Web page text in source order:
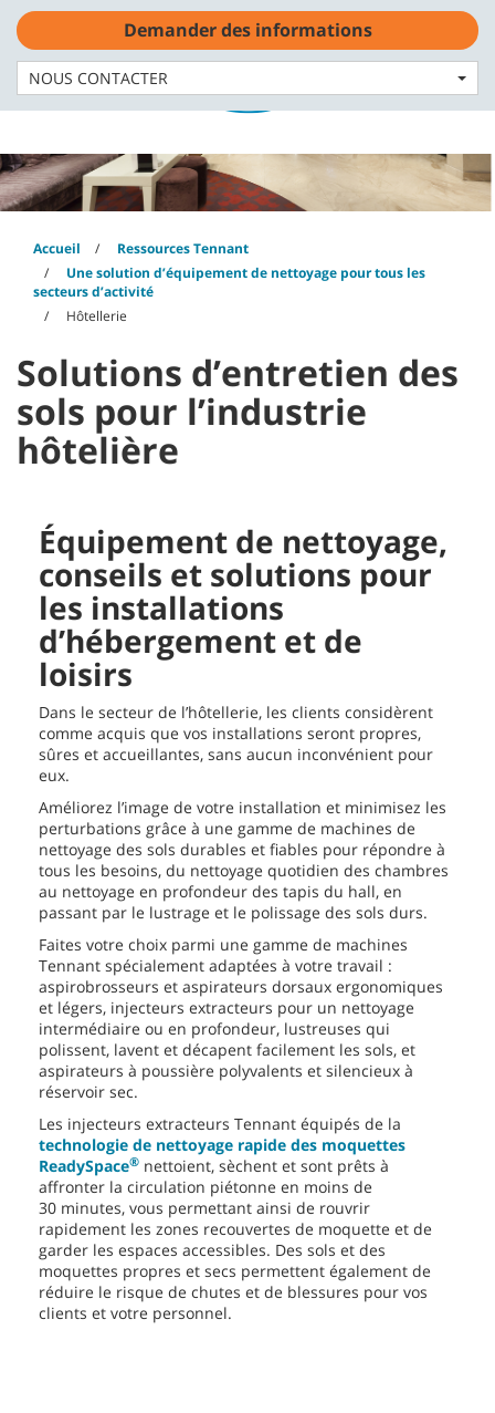
Skip
content
Skip
navigation
menu
Français - FR
Accueil
Ressources Tennant
Une solution d’équipement de nettoyage pour tous les
secteurs d’activité
Hôtellerie
Solutions d’entretien des
sols pour l’industrie
hôtelière
Équipement de nettoyage,
conseils et solutions pour
les installations
d’hébergement et de
loisirs
Dans le secteur de l’hôtellerie, les clients considèrent
comme acquis que vos installations seront propres,
sûres et accueillantes, sans aucun inconvénient pour
eux.
Améliorez l’image de votre installation et minimisez les
perturbations grâce à une gamme de machines de
nettoyage des sols durables et fiables pour répondre à
tous les besoins, du nettoyage quotidien des chambres
au nettoyage en profondeur des tapis du hall, en
passant par le lustrage et le polissage des sols durs.
Faites votre choix parmi une gamme de machines
Tennant spécialement adaptées à votre travail :
aspirobrosseurs et aspirateurs dorsaux ergonomiques
et légers, injecteurs extracteurs pour un nettoyage
intermédiaire ou en profondeur, lustreuses qui
polissent, lavent et décapent facilement les sols, et
aspirateurs à poussière polyvalents et silencieux à
réservoir sec.
Les injecteurs extracteurs Tennant équipés de la
technologie de nettoyage rapide des moquettes
ReadySpace® nettoient, sèchent et sont prêts à
affronter la circulation piétonne en moins de
30 minutes, vous permettant ainsi de rouvrir
rapidement les zones recouvertes de moquette et de
garder les espaces accessibles. Des sols et des
moquettes propres et secs permettent également de
réduire le risque de chutes et de blessures pour vos
clients et votre personnel.
Demander des informations
NOUS CONTACTER